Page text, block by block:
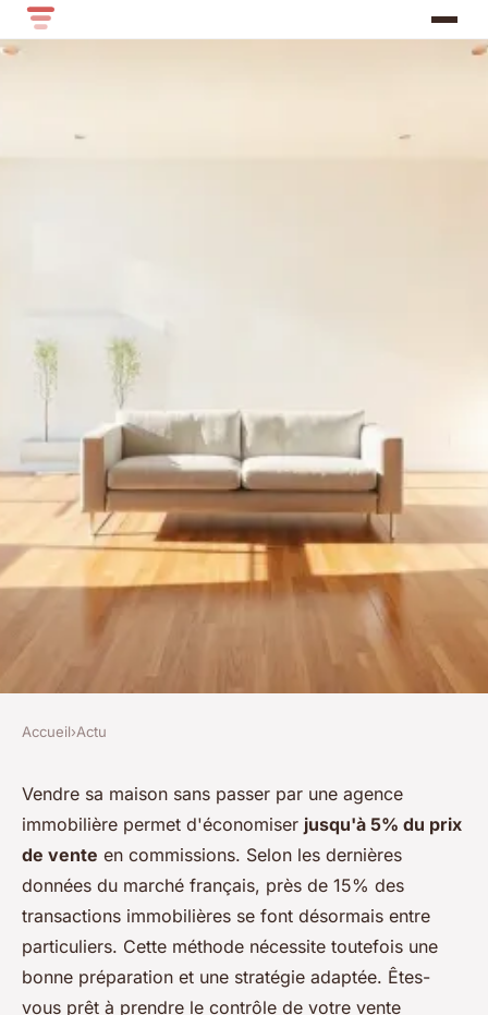
Vendez votre maison
rapidement : 7 conseils pour y
parvenir sans agence
Athalie•02/06/2026 12:20•8 min de lecture
Accueil›Actu
Vendre sa maison sans passer par une agence
immobilière permet d'économiser jusqu'à 5% du prix
de vente en commissions. Selon les dernières
données du marché français, près de 15% des
transactions immobilières se font désormais entre
particuliers. Cette méthode nécessite toutefois une
bonne préparation et une stratégie adaptée. Êtes-
vous prêt à prendre le contrôle de votre vente